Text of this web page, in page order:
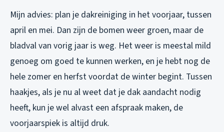
Mijn advies: plan je dakreiniging in het voorjaar, tussen
april en mei. Dan zijn de bomen weer groen, maar de
bladval van vorig jaar is weg. Het weer is meestal mild
genoeg om goed te kunnen werken, en je hebt nog de
hele zomer en herfst voordat de winter begint. Tussen
haakjes, als je nu al weet dat je dak aandacht nodig
heeft, kun je wel alvast een afspraak maken, de
voorjaarspiek is altijd druk.